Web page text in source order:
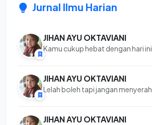
Jurnal Ilmu Harian
JIHAN AYU OKTAVIANI
Kamu cukup hebat dengan hari ini
JIHAN AYU OKTAVIANI
Lelah boleh tapi jangan menyerah
JIHAN AYU OKTAVIANI